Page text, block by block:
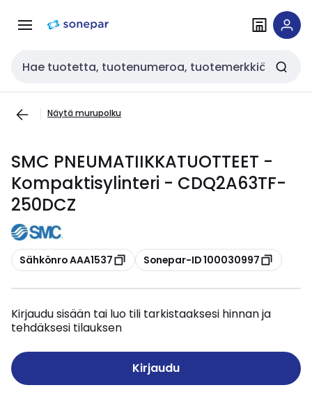
navigointiinsisältöön
Haku
Näytä murupolku
SMC PNEUMATIIKKATUOTTEET -
Kompaktisylinteri - CDQ2A63TF-
250DCZ
Kopioi
Sähkönro AAA1537 Kopioi
Sonepar-ID 100030997
Kirjaudu sisään tai luo tili tarkistaaksesi hinnan ja
tehdäksesi tilauksen
Kirjaudu